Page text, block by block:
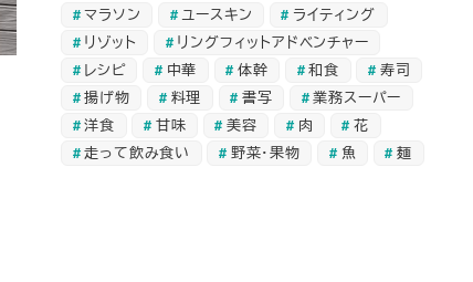
マラソン
ユースキン
ライティング
リゾット
リングフィットアドベンチャー
レシピ
中華 体幹 和食
寿司
揚げ物
料理 書写
業務スーパー
洋食
甘味 美容 肉
花
走って飲み食い
野菜・果物 魚 麺